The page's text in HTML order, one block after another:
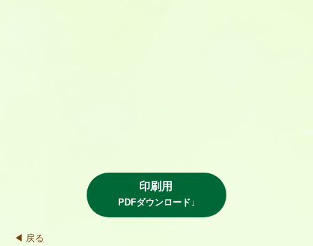
印刷用
PDFダウンロード↓
◀ 戻る